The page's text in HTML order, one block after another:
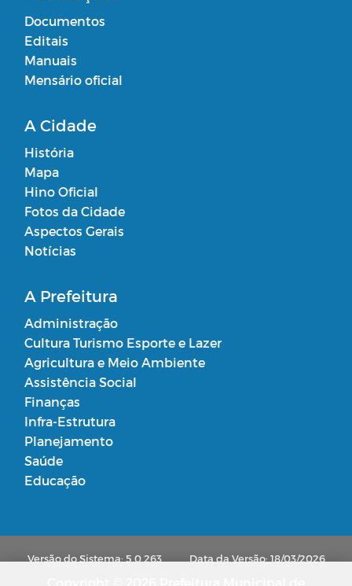
Documentos
Editais
Manuais
Mensário oficial
A Cidade
História
Mapa
Hino Oficial
Fotos da Cidade
Aspectos Gerais
Notícias
A Prefeitura
Administração
Cultura Turismo Esporte e Lazer
Agricultura e Meio Ambiente
Assistência Social
Finanças
Infra-Estrutura
Planejamento
Saúde
Educação
Versão do Sistema: 5.0.263 Data da Versão: 18/03/2026